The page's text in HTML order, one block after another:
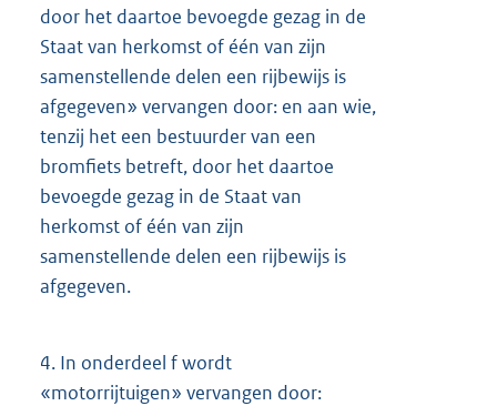
door het daartoe bevoegde gezag in de
Staat van herkomst of één van zijn
samenstellende delen een rijbewijs is
afgegeven» vervangen door: en aan wie,
tenzij het een bestuurder van een
bromfiets betreft, door het daartoe
bevoegde gezag in de Staat van
herkomst of één van zijn
samenstellende delen een rijbewijs is
afgegeven.
4. In onderdeel f wordt
«motorrijtuigen» vervangen door: